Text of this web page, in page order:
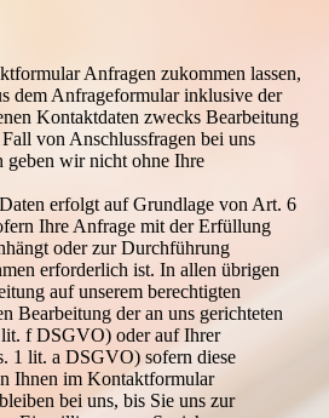
Anfragen zukommen lassen,
dem Anfrageformular inklusive der
Kontaktdaten zwecks Bearbeitung
von Anschlussfragen bei uns
geben wir nicht ohne Ihre
erfolgt auf Grundlage von Art. 6
Ihre Anfrage mit der Erfüllung
oder zur Durchführung
erforderlich ist. In allen übrigen
auf unserem berechtigten
Bearbeitung der an uns gerichteten
f DSGVO) oder auf Ihrer
1 lit. a DSGVO) sofern diese
Ihnen im Kontaktformular
bei uns, bis Sie uns zur